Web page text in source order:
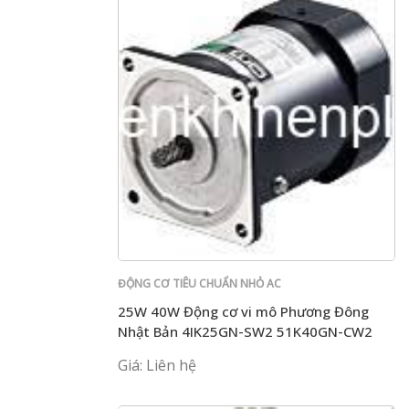
ĐỘNG CƠ TIÊU CHUẨN NHỎ AC
25W 40W Động cơ vi mô Phương Đông
Nhật Bản 4IK25GN-SW2 51K40GN-CW2
Giá: Liên hệ